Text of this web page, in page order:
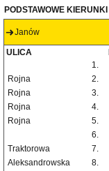
PODSTAWOWE KIERUNKI
Janów
ULICA
1.
Rojna
2.
Rojna
3.
Rojna
4.
Rojna
5.
6.
Traktorowa
7.
Aleksandrowska
8.